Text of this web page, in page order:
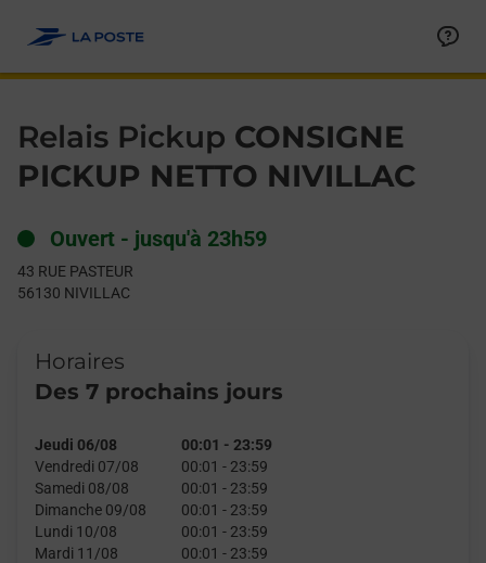
Relais Pickup CONSIGNE
PICKUP NETTO NIVILLAC
Ouvert - jusqu'à 23h59
43 RUE PASTEUR
56130 NIVILLAC
Horaires
Des 7 prochains jours
Jeudi 06/08 00:01 - 23:59
Vendredi 07/08
00:01 - 23:59
Samedi 08/08
00:01 - 23:59
Dimanche 09/08
00:01 - 23:59
Lundi 10/08
00:01 - 23:59
Mardi 11/08
00:01 - 23:59